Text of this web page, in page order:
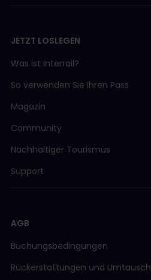
JETZT LOSLEGEN
Was ist Interrail?
So verwenden Sie Ihren Pass
Magazin
Community
Nachhaltiger Tourismus
Support
AGB
Buchungsbedingungen
Rückerstattungen und Umtausch